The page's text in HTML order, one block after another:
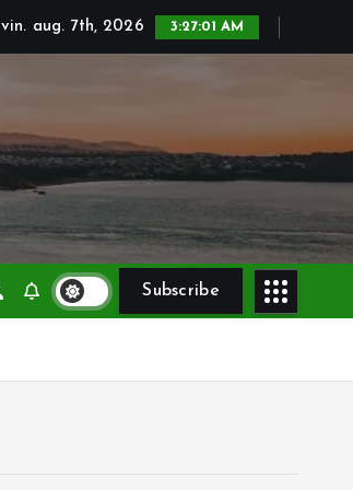
vin. aug. 7th, 2026 3:27:02 AM
Subscribe